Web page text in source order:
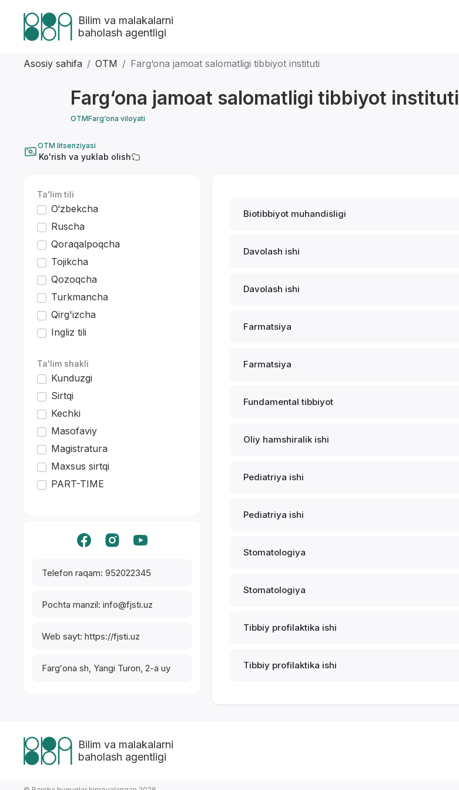
Bilim va malakalarni
baholash agentligi
Asosiy sahifa OTM Farg‘ona jamoat salomatligi tibbiyot instituti
Farg‘ona jamoat salomatligi tibbiyot instituti
OTMFarg‘ona viloyati
OTM litsenziyasi
Ko'rish va yuklab olish
Ta'lim tili
O‘zbekcha
Ruscha
Qoraqalpoqcha
Tojikcha
Qozoqcha
Turkmancha
Qirg'izcha
Ingliz tili
Ta'lim shakli
Kunduzgi
Sirtqi
Kechki
Masofaviy
Magistratura
Maxsus sirtqi
PART-TIME
Telefon raqam: 952022345
Pochta manzil: info@fjsti.uz
Web sayt: https://fjsti.uz
Fargʻona sh, Yangi Turon, 2-a uy
Biotibbiyot muhandisligi
Davolash ishi
Davolash ishi
Farmatsiya
Farmatsiya
Fundamental tibbiyot
Oliy hamshiralik ishi
Pediatriya ishi
Pediatriya ishi
Stomatologiya
Stomatologiya
Tibbiy profilaktika ishi
Tibbiy profilaktika ishi
Bilim va malakalarni
baholash agentligi